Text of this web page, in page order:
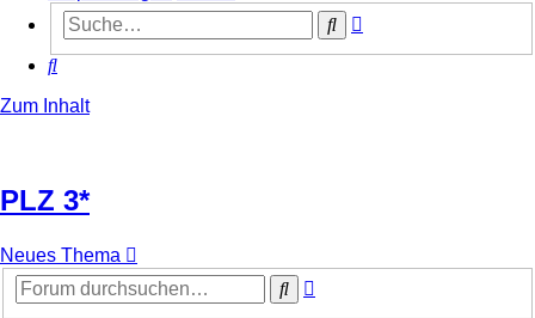
Suche
Suche
Zum Inhalt
PLZ 3*
Neues Thema
Suche